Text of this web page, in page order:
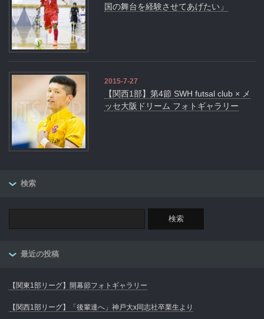
国の舞台を経験させてあげたい」
2015-7-27
【関西1部】第4節 SWH futsal club × メ
ッセ大阪ドリーム フォトギャラリー
検索
最近の投稿
【関東1部リーグ】開幕節フォトギャラリー
【関西1部リーグ】「後輩達へ」神戸大x同志社卒業生より